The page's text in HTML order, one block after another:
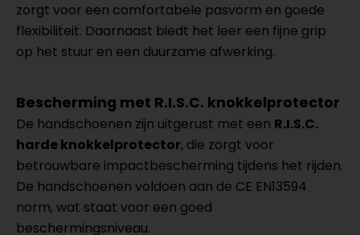
zorgt voor een comfortabele pasvorm en goede
flexibiliteit. Daarnaast biedt het leer een fijne grip
op het stuur en een duurzame afwerking.
Bescherming met R.I.S.C. knokkelprotector
De handschoenen zijn uitgerust met een R.I.S.C.
harde knokkelprotector, die zorgt voor
betrouwbare impactbescherming tijdens het rijden.
De handschoenen voldoen aan de CE EN13594
norm, wat staat voor een goed
beschermingsniveau.